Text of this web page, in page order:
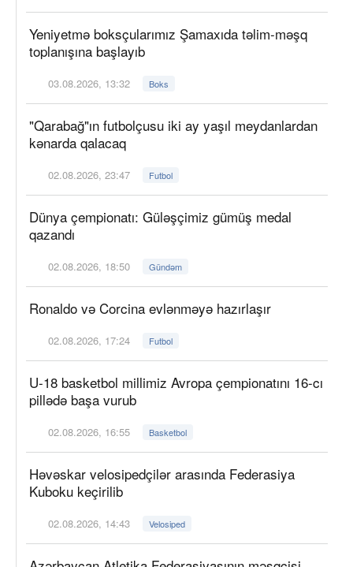
Yeniyetmə boksçularımız Şamaxıda təlim-məşq
toplanışına başlayıb
03.08.2026, 13:32 Boks
"Qarabağ"ın futbolçusu iki ay yaşıl meydanlardan
kənarda qalacaq
02.08.2026, 23:47 Futbol
Dünya çempionatı: Güləşçimiz gümüş medal
qazandı
02.08.2026, 18:50 Gündəm
Ronaldo və Corcina evlənməyə hazırlaşır
02.08.2026, 17:24 Futbol
U-18 basketbol millimiz Avropa çempionatını 16-cı
pillədə başa vurub
02.08.2026, 16:55 Basketbol
Həvəskar velosipedçilər arasında Federasiya
Kuboku keçirilib
02.08.2026, 14:43 Velosiped